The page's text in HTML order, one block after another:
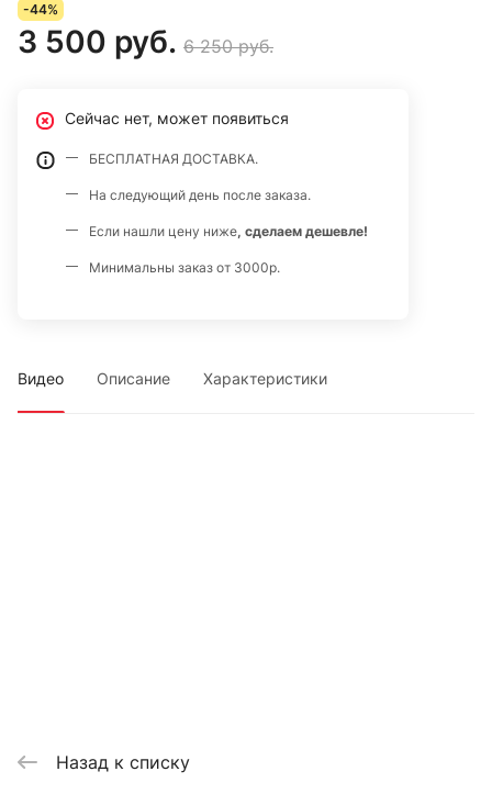
-44%
3 500 руб. 6 250 руб.
Сейчас нет, может появиться
БЕСПЛАТНАЯ ДОСТАВКА.
На следующий день после заказа.
Если нашли цену ниже, сделаем дешевле!
Минимальны заказ от 3000р.
Видео Описание Характеристики
Назад к списку